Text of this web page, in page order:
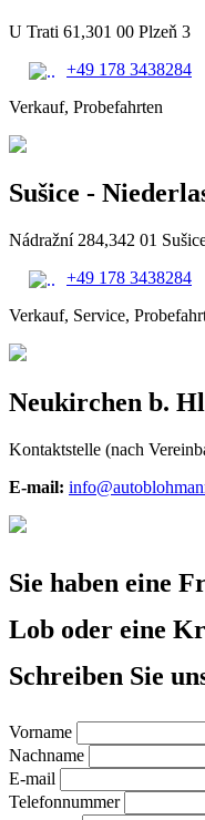
U Trati 61,301 00 Plzeň 3
+49 178 3438284
Verkauf, Probefahrten
Sušice -
Nádražní 284,342 01
+49 178 3438284
Verkauf, Service,
Neukirchen b.
Kontaktstelle (nach
E-mail:
Sie haben eine
Lob oder eine
Schreiben Sie
Vorname
Nachname
E-mail
Telefonnummer